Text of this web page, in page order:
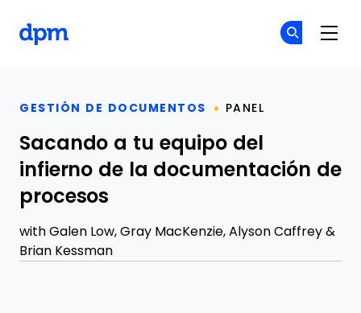
GESTIÓN DE DOCUMENTOS PANEL
Sacando a tu equipo del
infierno de la documentación de
procesos
with Galen Low, Gray MacKenzie, Alyson Caffrey &
Brian Kessman